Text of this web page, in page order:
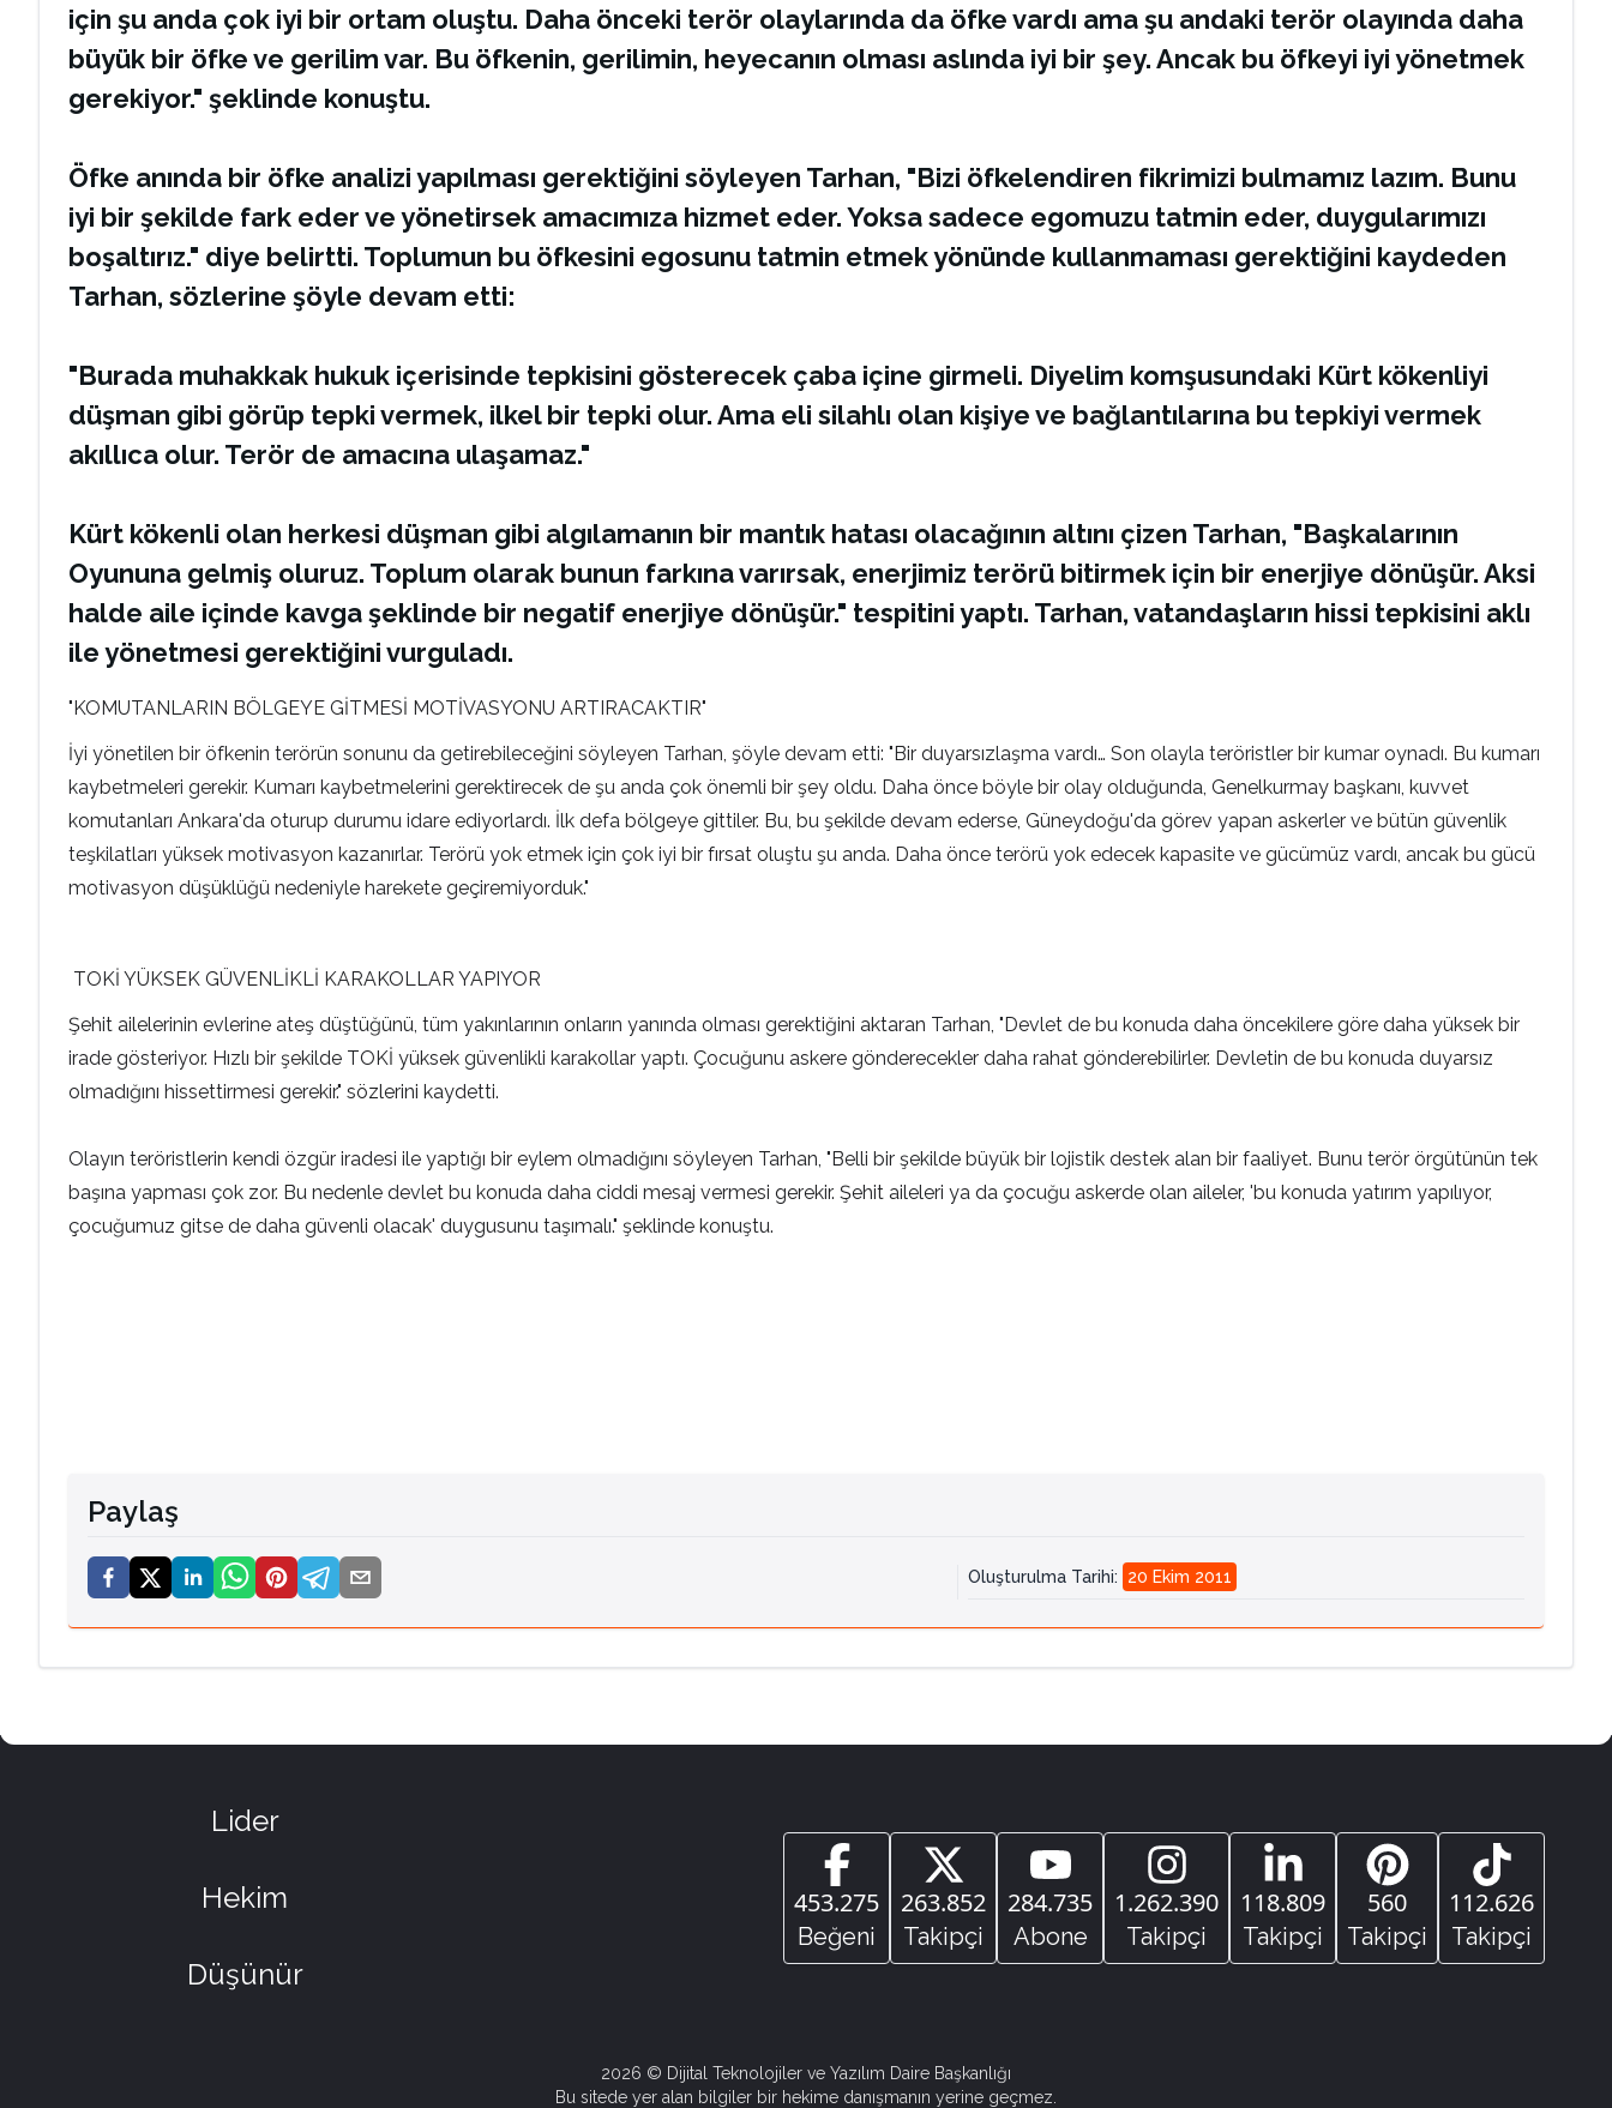
için şu anda çok iyi bir ortam oluştu. Daha önceki terör olaylarında da öfke vardı ama şu andaki terör olayında daha
büyük bir öfke ve gerilim var. Bu öfkenin, gerilimin, heyecanın olması aslında iyi bir şey. Ancak bu öfkeyi iyi yönetmek
gerekiyor." şeklinde konuştu.
Öfke anında bir öfke analizi yapılması gerektiğini söyleyen Tarhan, "Bizi öfkelendiren fikrimizi bulmamız lazım. Bunu
iyi bir şekilde fark eder ve yönetirsek amacımıza hizmet eder. Yoksa sadece egomuzu tatmin eder, duygularımızı
boşaltırız." diye belirtti. Toplumun bu öfkesini egosunu tatmin etmek yönünde kullanmaması gerektiğini kaydeden
Tarhan, sözlerine şöyle devam etti:
"Burada muhakkak hukuk içerisinde tepkisini gösterecek çaba içine girmeli. Diyelim komşusundaki Kürt kökenliyi
düşman gibi görüp tepki vermek, ilkel bir tepki olur. Ama eli silahlı olan kişiye ve bağlantılarına bu tepkiyi vermek
akıllıca olur. Terör de amacına ulaşamaz."
Kürt kökenli olan herkesi düşman gibi algılamanın bir mantık hatası olacağının altını çizen Tarhan, "Başkalarının
Oyununa gelmiş oluruz. Toplum olarak bunun farkına varırsak, enerjimiz terörü bitirmek için bir enerjiye dönüşür. Aksi
halde aile içinde kavga şeklinde bir negatif enerjiye dönüşür." tespitini yaptı. Tarhan, vatandaşların hissi tepkisini aklı
ile yönetmesi gerektiğini vurguladı.
"KOMUTANLARIN BÖLGEYE GİTMESİ MOTİVASYONU ARTIRACAKTIR"
İyi yönetilen bir öfkenin terörün sonunu da getirebileceğini söyleyen Tarhan, şöyle devam etti: "Bir duyarsızlaşma vardı… Son olayla teröristler bir kumar oynadı. Bu kumarı
kaybetmeleri gerekir. Kumarı kaybetmelerini gerektirecek de şu anda çok önemli bir şey oldu. Daha önce böyle bir olay olduğunda, Genelkurmay başkanı, kuvvet
komutanları Ankara'da oturup durumu idare ediyorlardı. İlk defa bölgeye gittiler. Bu, bu şekilde devam ederse, Güneydoğu'da görev yapan askerler ve bütün güvenlik
teşkilatları yüksek motivasyon kazanırlar. Terörü yok etmek için çok iyi bir fırsat oluştu şu anda. Daha önce terörü yok edecek kapasite ve gücümüz vardı, ancak bu gücü
motivasyon düşüklüğü nedeniyle harekete geçiremiyorduk."
TOKİ YÜKSEK GÜVENLİKLİ KARAKOLLAR YAPIYOR
Şehit ailelerinin evlerine ateş düştüğünü, tüm yakınlarının onların yanında olması gerektiğini aktaran Tarhan, "Devlet de bu konuda daha öncekilere göre daha yüksek bir
irade gösteriyor. Hızlı bir şekilde TOKİ yüksek güvenlikli karakollar yaptı. Çocuğunu askere gönderecekler daha rahat gönderebilirler. Devletin de bu konuda duyarsız
olmadığını hissettirmesi gerekir." sözlerini kaydetti.
Olayın teröristlerin kendi özgür iradesi ile yaptığı bir eylem olmadığını söyleyen Tarhan, "Belli bir şekilde büyük bir lojistik destek alan bir faaliyet. Bunu terör örgütünün tek
başına yapması çok zor. Bu nedenle devlet bu konuda daha ciddi mesaj vermesi gerekir. Şehit aileleri ya da çocuğu askerde olan aileler, 'bu konuda yatırım yapılıyor,
çocuğumuz gitse de daha güvenli olacak' duygusunu taşımalı." şeklinde konuştu.
Paylaş
Oluşturulma Tarihi: 20 Ekim 2011
Lider
Hekim
Düşünür
453.275
Beğeni
263.852
Takipçi
284.735
Abone
1.262.390
Takipçi
118.809
Takipçi
560
Takipçi
112.626
Takipçi
2026 © Dijital Teknolojiler ve Yazılım Daire Başkanlığı
Bu sitede yer alan bilgiler bir hekime danışmanın yerine geçmez.